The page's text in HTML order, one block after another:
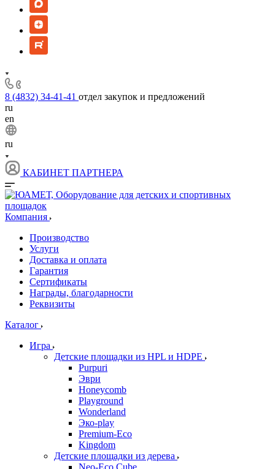
8 (4832) 34-41-41 отдел закупок и предложений
ru
en
ru
КАБИНЕТ ПАРТНЕРА
Компания
Производство
Услуги
Доставка и оплата
Гарантия
Сертификаты
Награды, благодарности
Реквизиты
Каталог
Игра
Детские площадки из HPL и HDPE
Purpuri
Эври
Honeycomb
Playground
Wonderland
Эко-play
Premium-Eco
Kingdom
Детские площадки из дерева
Neo-Eco Cube